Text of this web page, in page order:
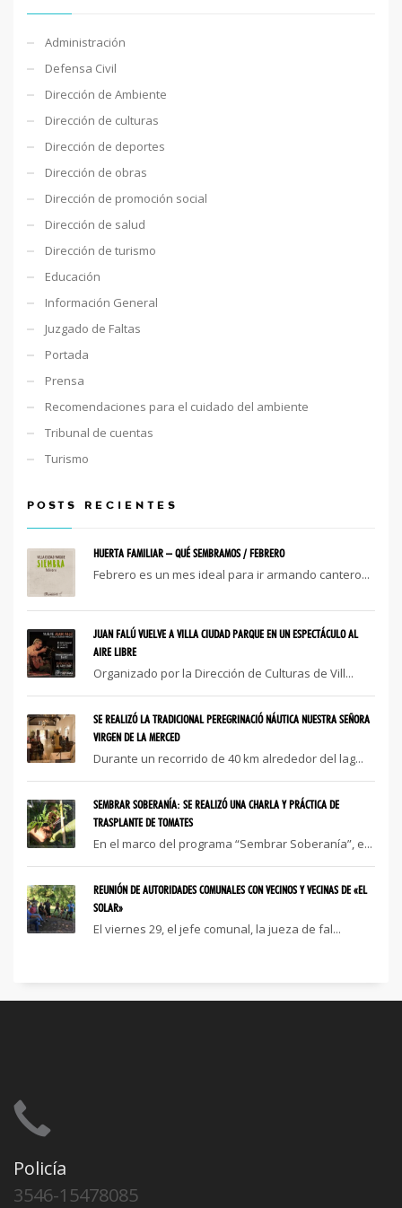
Administración
Defensa Civil
Dirección de Ambiente
Dirección de culturas
Dirección de deportes
Dirección de obras
Dirección de promoción social
Dirección de salud
Dirección de turismo
Educación
Información General
Juzgado de Faltas
Portada
Prensa
Recomendaciones para el cuidado del ambiente
Tribunal de cuentas
Turismo
POSTS RECIENTES
HUERTA FAMILIAR – QUÉ SEMBRAMOS / FEBRERO
Febrero es un mes ideal para ir armando cantero...
JUAN FALÚ VUELVE A VILLA CIUDAD PARQUE EN UN ESPECTÁCULO AL
AIRE LIBRE
Organizado por la Dirección de Culturas de Vill...
SE REALIZÓ LA TRADICIONAL PEREGRINACIÓ NÁUTICA NUESTRA SEÑORA
VIRGEN DE LA MERCED
Durante un recorrido de 40 km alrededor del lag...
SEMBRAR SOBERANÍA: SE REALIZÓ UNA CHARLA Y PRÁCTICA DE
TRASPLANTE DE TOMATES
En el marco del programa “Sembrar Soberanía”, e...
REUNIÓN DE AUTORIDADES COMUNALES CON VECINOS Y VECINAS DE «EL
SOLAR»
El viernes 29, el jefe comunal, la jueza de fal...
Policía
3546-15478085